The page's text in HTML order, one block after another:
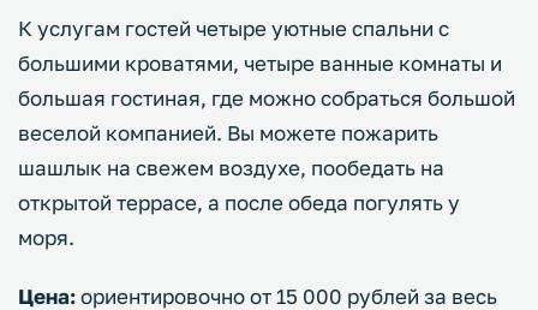
К услугам гостей четыре уютные спальни с
большими кроватями, четыре ванные комнаты и
большая гостиная, где можно собраться большой
веселой компанией. Вы можете пожарить
шашлык на свежем воздухе, пообедать на
открытой террасе, а после обеда погулять у
моря.
Цена:ориентировочно от 15 000 рублей за весь